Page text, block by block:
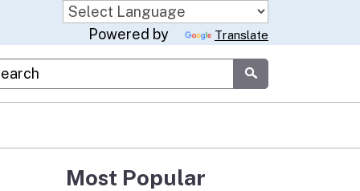
Powered by Translate
Google Search
Submit
Most Popular